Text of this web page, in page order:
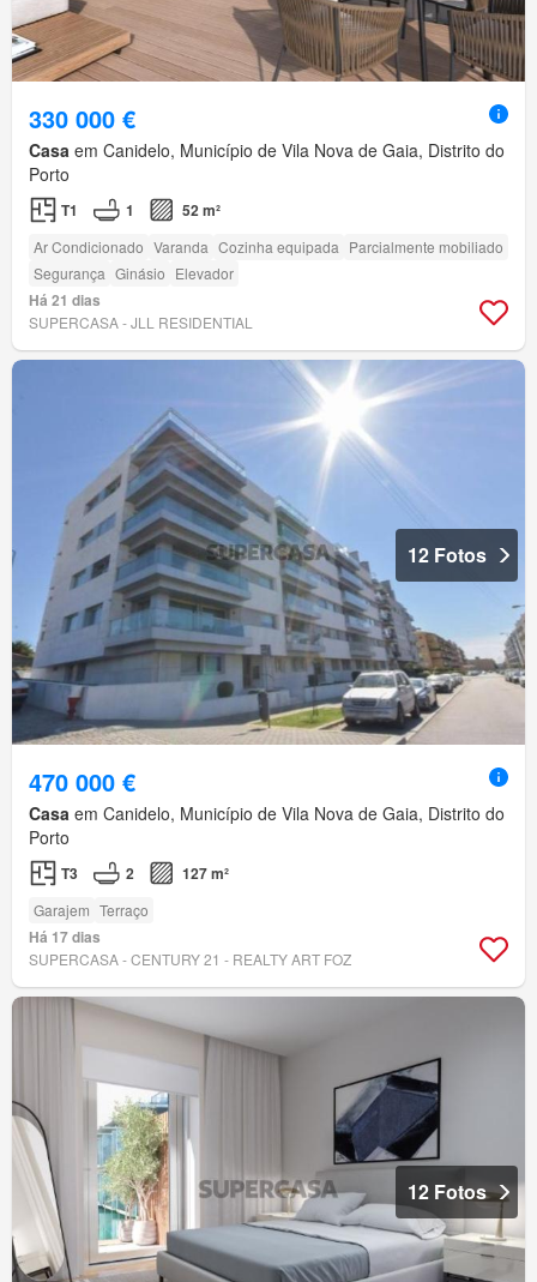
330 000 €
Casa em Canidelo, Município de Vila Nova de Gaia, Distrito do
Porto
T1 1 52 m²
Ar Condicionado Varanda Cozinha equipada Parcialmente mobiliado
Segurança Ginásio Elevador
Há 21 dias
SUPERCASA - JLL RESIDENTIAL
12 Fotos
470 000 €
Casa em Canidelo, Município de Vila Nova de Gaia, Distrito do
Porto
T3 2 127 m²
Garajem Terraço
Há 17 dias
SUPERCASA - CENTURY 21 - REALTY ART FOZ
12 Fotos